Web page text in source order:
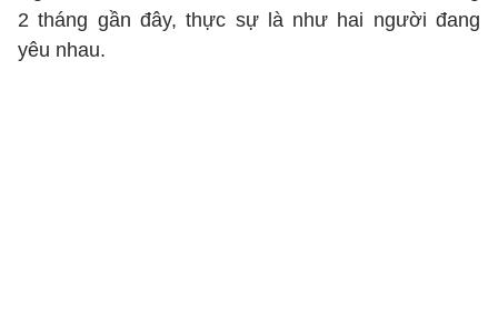
2 tháng gần đây, thực sự là như hai người đang
yêu nhau.